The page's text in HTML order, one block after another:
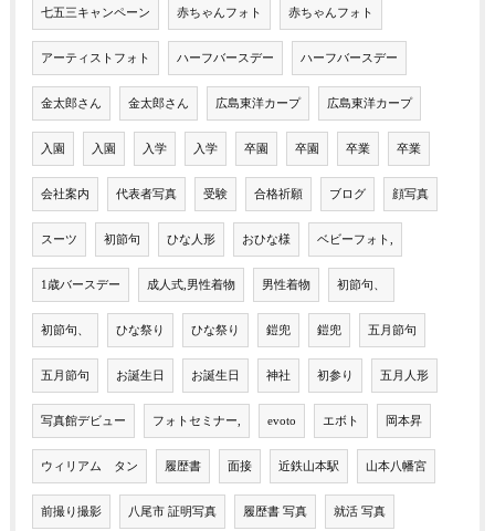
七五三キャンペーン 赤ちゃんフォト 赤ちゃんフォト
アーティストフォト ハーフバースデー ハーフバースデー
金太郎さん 金太郎さん 広島東洋カープ 広島東洋カープ
入園 入園 入学 入学 卒園 卒園 卒業 卒業
会社案内 代表者写真 受験 合格祈願 ブログ 顔写真
スーツ 初節句 ひな人形 おひな様 ベビーフォト,
1歳バースデー 成人式,男性着物 男性着物 初節句、
初節句、 ひな祭り ひな祭り 鎧兜 鎧兜 五月節句
五月節句 お誕生日 お誕生日 神社 初参り 五月人形
写真館デビュー フォトセミナー, evoto エボト 岡本昇
ウィリアム タン 履歴書 面接 近鉄山本駅 山本八幡宮
前撮り撮影 八尾市 証明写真 履歴書 写真 就活 写真